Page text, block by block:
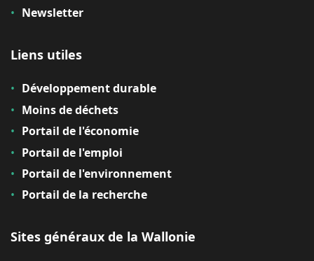
Newsletter
Liens utiles
Développement durable
Moins de déchets
Portail de l'économie
Portail de l'emploi
Portail de l'environnement
Portail de la recherche
Sites généraux de la Wallonie